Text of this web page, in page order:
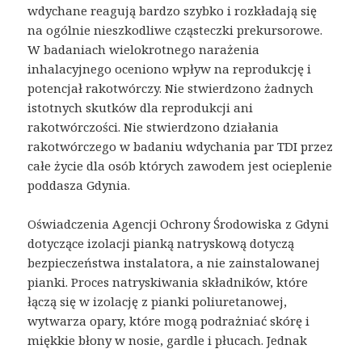
wdychane reagują bardzo szybko i rozkładają się
na ogólnie nieszkodliwe cząsteczki prekursorowe.
W badaniach wielokrotnego narażenia
inhalacyjnego oceniono wpływ na reprodukcję i
potencjał rakotwórczy. Nie stwierdzono żadnych
istotnych skutków dla reprodukcji ani
rakotwórczości. Nie stwierdzono działania
rakotwórczego w badaniu wdychania par TDI przez
całe życie dla osób których zawodem jest ocieplenie
poddasza Gdynia.
Oświadczenia Agencji Ochrony Środowiska z Gdyni
dotyczące izolacji pianką natryskową dotyczą
bezpieczeństwa instalatora, a nie zainstalowanej
pianki. Proces natryskiwania składników, które
łączą się w izolację z pianki poliuretanowej,
wytwarza opary, które mogą podrażniać skórę i
miękkie błony w nosie, gardle i płucach. Jednak